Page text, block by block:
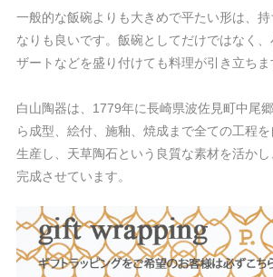
一般的な飯碗よりも大きめで平たい形は、
なりも良いです。飯碗としてだけではなく
ザートなどを盛り付けても料理が引き立ちま
白山陶器は、1779年に長崎県波佐見町中尾
ら成型、絵付、施釉、焼成まで全ての工程
生産し、天草陶石という良質な素材を活か
完成させています。